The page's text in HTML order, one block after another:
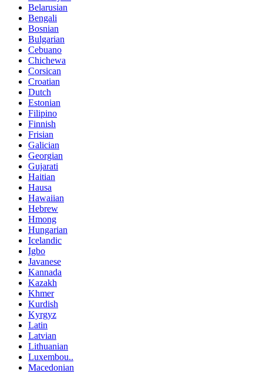
Belarusian
Bengali
Bosnian
Bulgarian
Cebuano
Chichewa
Corsican
Croatian
Dutch
Estonian
Filipino
Finnish
Frisian
Galician
Georgian
Gujarati
Haitian
Hausa
Hawaiian
Hebrew
Hmong
Hungarian
Icelandic
Igbo
Javanese
Kannada
Kazakh
Khmer
Kurdish
Kyrgyz
Latin
Latvian
Lithuanian
Luxembou..
Macedonian